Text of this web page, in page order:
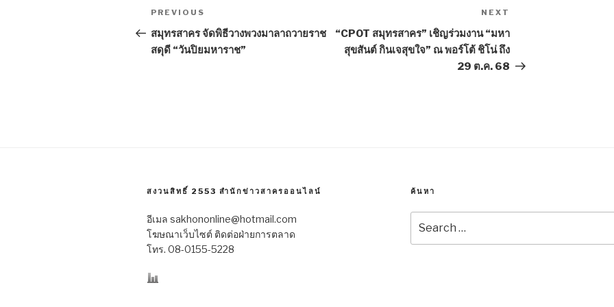
Post
navigation
Previous
Post
PREVIOUS
สมุทรสาคร จัดพิธีวางพวงมาลาถวายราช
สดุดี “วันปิยมหาราช”
NEXT
“CPOT สมุทรสาคร” เชิญร่วมงาน “มหา
สุขสันต์ กินเจสุขใจ” ณ พอร์โต้ ชิโน่ ถึง
29 ต.ค. 68
สงวนสิทธิ์ 2553 สำนักข่าวสาครออนไลน์
อีเมล sakhononline@hotmail.com
โฆษณาเว็บไซต์ ติดต่อฝ่ายการตลาด
โทร. 08-0155-5228
ค้นหา
for: